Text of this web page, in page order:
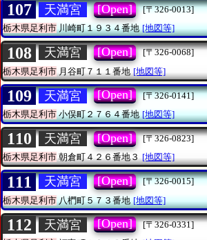
107 天満宮 [Open]
[〒326-0013]
栃木県足利市川崎町１９３４番地 [地図等]
108 天満宮 [Open]
[〒326-0068]
栃木県足利市 月谷町７１１番地 [地図等]
109 天満宮 [Open]
[〒326-0141]
栃木県足利市小俣町２７６４番地 [地図等]
110 天満宮 [Open]
[〒326-0823]
栃木県足利市朝倉町４２６番地３ [地図等]
111 天満宮 [Open]
[〒326-0015]
栃木県足利市八椚町５７３番地 [地図等]
112 天満宮 [Open]
[〒326-0331]